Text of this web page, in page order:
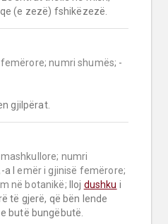
(e zezë) fshikëzezë.
numri shumës; -
gjilpërat.
numri
I emër i gjinisë femërore;
në botanikë; lloj dushku i
butë bungëbutë.